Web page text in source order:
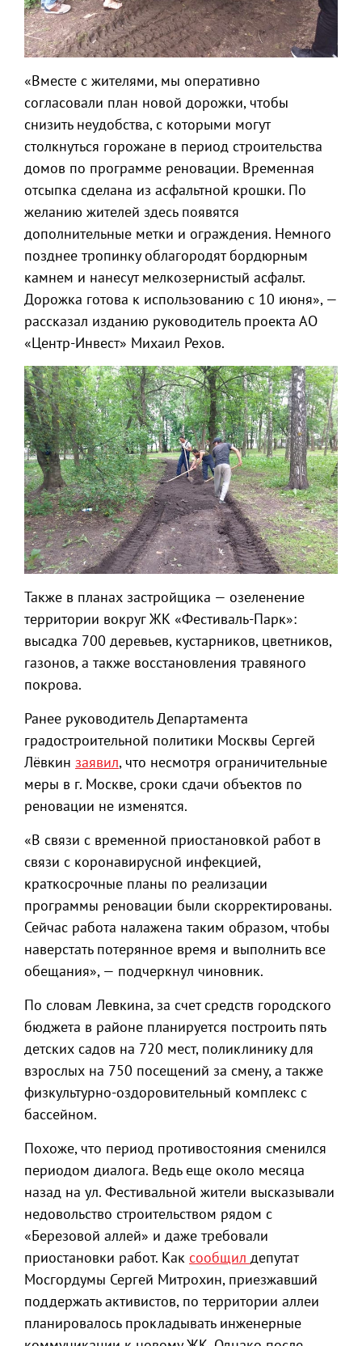
«Вместе с жителями, мы оперативно
согласовали план новой дорожки, чтобы
снизить неудобства, с которыми могут
столкнуться горожане в период строительства
домов по программе реновации. Временная
отсыпка сделана из асфальтной крошки. По
желанию жителей здесь появятся
дополнительные метки и ограждения. Немного
позднее тропинку облагородят бордюрным
камнем и нанесут мелкозернистый асфальт.
Дорожка готова к использованию с 10 июня», —
рассказал изданию руководитель проекта АО
«Центр-Инвест» Михаил Рехов.
Также в планах застройщика — озеленение
территории вокруг ЖК «Фестиваль-Парк»:
высадка 700 деревьев, кустарников, цветников,
газонов, а также восстановления травяного
покрова.
Ранее руководитель Департамента
градостроительной политики Москвы Сергей
Лёвкин заявил, что несмотря ограничительные
меры в г. Москве, сроки сдачи объектов по
реновации не изменятся.
«В связи с временной приостановкой работ в
связи с коронавирусной инфекцией,
краткосрочные планы по реализации
программы реновации были скорректированы.
Сейчас работа налажена таким образом, чтобы
наверстать потерянное время и выполнить все
обещания», — подчеркнул чиновник.
По словам Левкина, за счет средств городского
бюджета в районе планируется построить пять
детских садов на 720 мест, поликлинику для
взрослых на 750 посещений за смену, а также
физкультурно-оздоровительный комплекс с
бассейном.
Похоже, что период противостояния сменился
периодом диалога. Ведь еще около месяца
назад на ул. Фестивальной жители высказывали
недовольство строительством рядом с
«Березовой аллей» и даже требовали
приостановки работ. Как сообщил депутат
Мосгордумы Сергей Митрохин, приезжавший
поддержать активистов, по территории аллеи
планировалось прокладывать инженерные